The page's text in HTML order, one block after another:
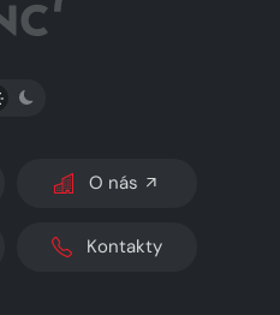
PŘEPNOUT SVĚTLÝ/TMAVÝ REŽIM
O nás
Kontakty